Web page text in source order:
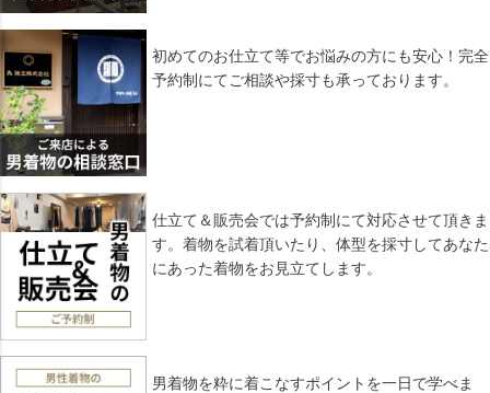
初めてのお仕立て等でお悩みの方にも安心！完全
予約制にてご相談や採寸も承っております。
仕立て＆販売会では予約制にて対応させて頂きま
す。着物を試着頂いたり、体型を採寸してあなた
にあった着物をお見立てします。
男着物を粋に着こなすポイントを一日で学べま